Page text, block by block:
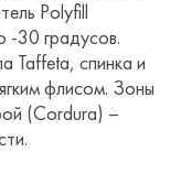
Polyfill
-30 градусов.
Taffeta, спинка и
флисом. Зоны
(Cordura) –